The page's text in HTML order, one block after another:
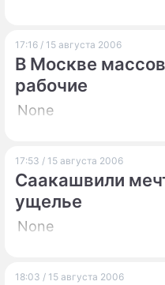
17:16 / 15 августа 2006
В Москве
рабочие
None
17:53 / 15 августа 2006
Саакашвили
ущелье
None
18:03 / 15 августа 2006